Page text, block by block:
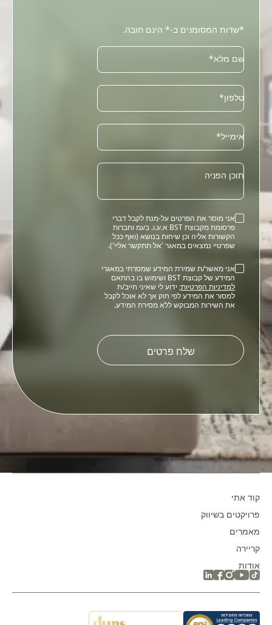
*שדות המסומנים ב-* הינם חובה.
שם מלא*
טלפון*
Email
אימייל*
תוכן הפניה
אני מוסר את הפרטים על-מנת לקבל דברי
פרסומת מקבוצת BST א.ע.ו. בעמ וחברות
הקשורות אליה וכן שיחות בנושא (ואף ככל
שפרטיי נמצאים במאגר 'אל תתקשר אליי').
אני מאשר/ת שמירת המידע שמסרתי במאגרי
המידע של קבוצת BST ושימוש בו בהתאם
למדיניות הפרטיות; ידוע לי שאיני חייב/ת
למסור את המידע לפי חוק אך לא אוכל לקבל
את השירות המבוקש ללא מסירת המידע.
leave
this
אודות
קריירה
מאמרים
פרויקטים בשיווק
קוד אתי